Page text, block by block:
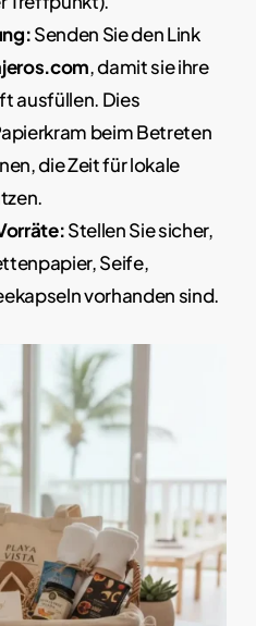
Senden Sie den Link
, damit sie ihre
ausfüllen. Dies
beim Betreten
die Zeit für lokale
Stellen Sie sicher,
Seife,
vorhanden sind.